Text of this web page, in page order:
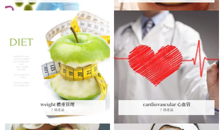
weight 體重管理
7 項產品
cardiovascular 心血管
7 項產品